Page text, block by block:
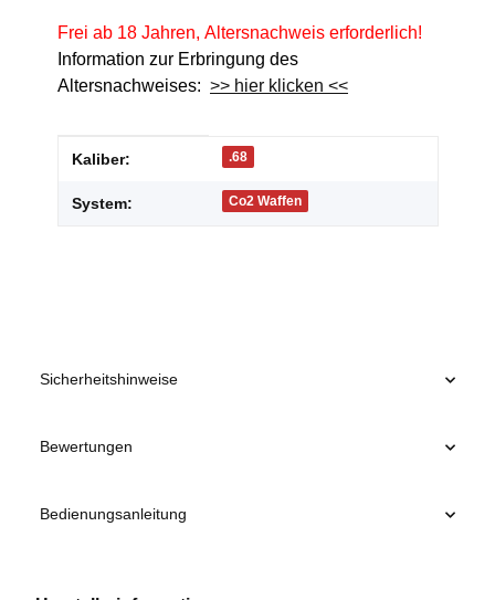
Frei ab 18 Jahren, Altersnachweis erforderlich!
Information zur Erbringung des
Altersnachweises: >> hier klicken <<
Produkteigenschaft
Wert
Kaliber: .68
System: Co2 Waffen
Sicherheitshinweise
Bewertungen
Bedienungsanleitung